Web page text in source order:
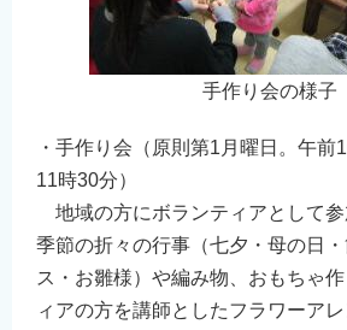
手作り会の様子
・手作り会（原則第1月曜日。午前
11時30分）
地域の方にボランティアとして参
季節の折々の行事（七夕・母の日
ス・お雛様）や編み物、おもちゃ
ィアの方を講師としたフラワーア